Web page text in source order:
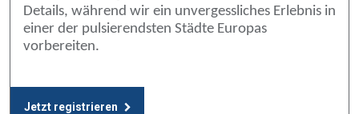
Details, während wir ein unvergessliches Erlebnis in
einer der pulsierendsten Städte Europas
vorbereiten.
Jetzt registrieren